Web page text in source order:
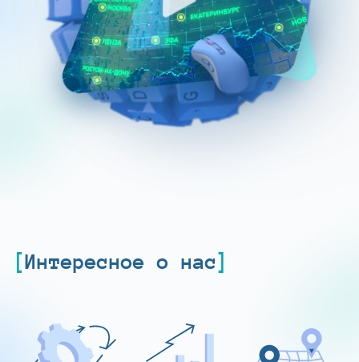
Интересное о нас